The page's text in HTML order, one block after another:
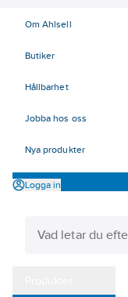
Om Ahlsell
Butiker
Hållbarhet
Jobba hos oss
Nya produkter
Logga in